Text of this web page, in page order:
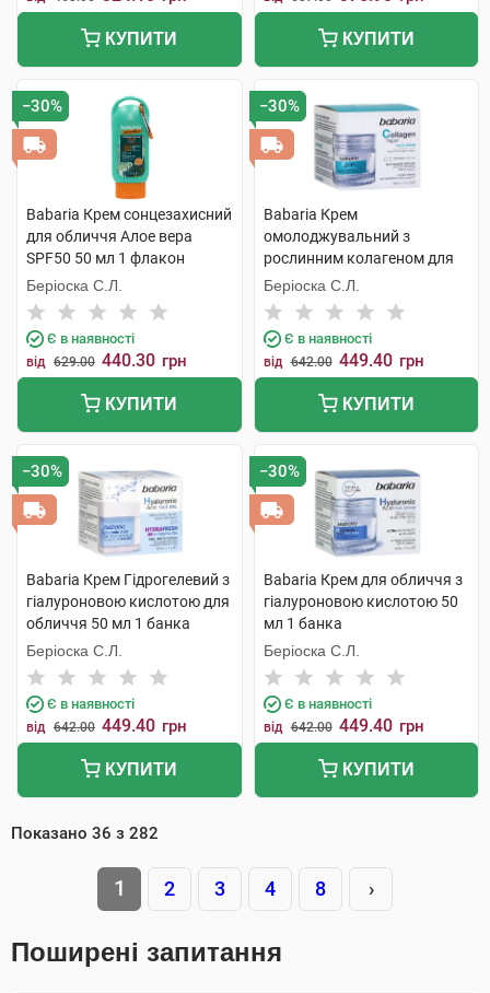
КУПИТИ КУПИТИ
−30%
Babaria Крем сонцезахисний
для обличчя Алое вера
SPF50 50 мл 1 флакон
Беріоска С.Л.
Є в наявності
від 629.00 440.30 грн
КУПИТИ
−30%
Babaria Крем
омолоджувальний з
рослинним колагеном для
обличчя 50 мл 1 банка
Беріоска С.Л.
Є в наявності
від 642.00 449.40 грн
КУПИТИ
−30%
Babaria Крем Гідрогелевий з
гіалуроновою кислотою для
обличчя 50 мл 1 банка
Беріоска С.Л.
Є в наявності
від 642.00 449.40 грн
КУПИТИ
−30%
Babaria Крем для обличчя з
гіалуроновою кислотою 50
мл 1 банка
Беріоска С.Л.
Є в наявності
від 642.00 449.40 грн
КУПИТИ
Показано 36 з 282
1 2 3 4 8 ›
Поширені запитання